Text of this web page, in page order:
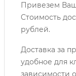
Привезем Ваш
Cтоимость
рублей.
Доставка за
удобное для
зависимости